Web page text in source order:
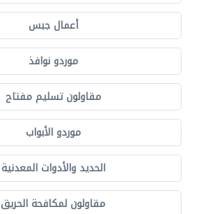
أعمال جبس
موردو نوافذ
مقاولون تسليم مفتاح
موردو الأبواب
الحديد والأدوات المعدنية
مقاولون لمكافحة الحريق